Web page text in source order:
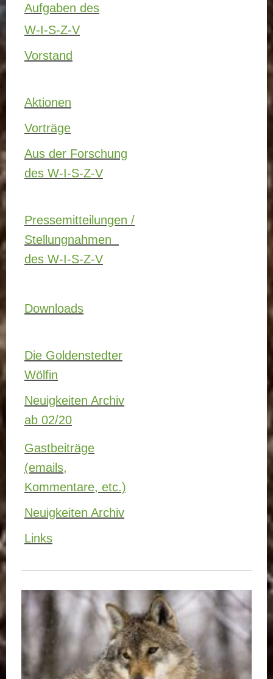
Aufgaben des
W-I-S-Z-V
Vorstand
Aktionen
Vorträge
Aus der Forschung
des W-I-S-Z-V
Pressemitteilungen /
Stellungnahmen
des W-I-S-Z-V
Downloads
Die Goldenstedter
Wölfin
Neuigkeiten Archiv
ab 02/20
Gastbeiträge
(emails,
Kommentare, etc.)
Neuigkeiten Archiv
Links